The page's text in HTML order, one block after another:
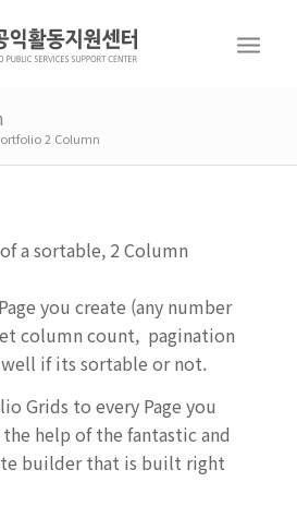
2 Column
a sortable, 2 Column
you create (any number
column count, pagination
if its sortable or not.
Grids to every Page you
help of the fantastic and
builder that is built right